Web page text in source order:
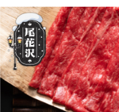
TOP 肉 牛肉
TOP 肉 牛肉
TOP 肉 牛肉
TOP 肉 牛肉